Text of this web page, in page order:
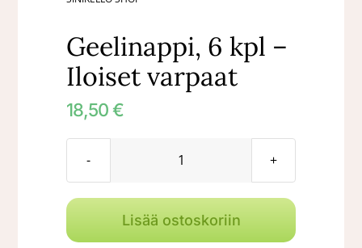
Geelinappi, 6 kpl –
Iloiset varpaat
18,50€
Geelinappi,
kpl
-
Lisää ostoskoriin